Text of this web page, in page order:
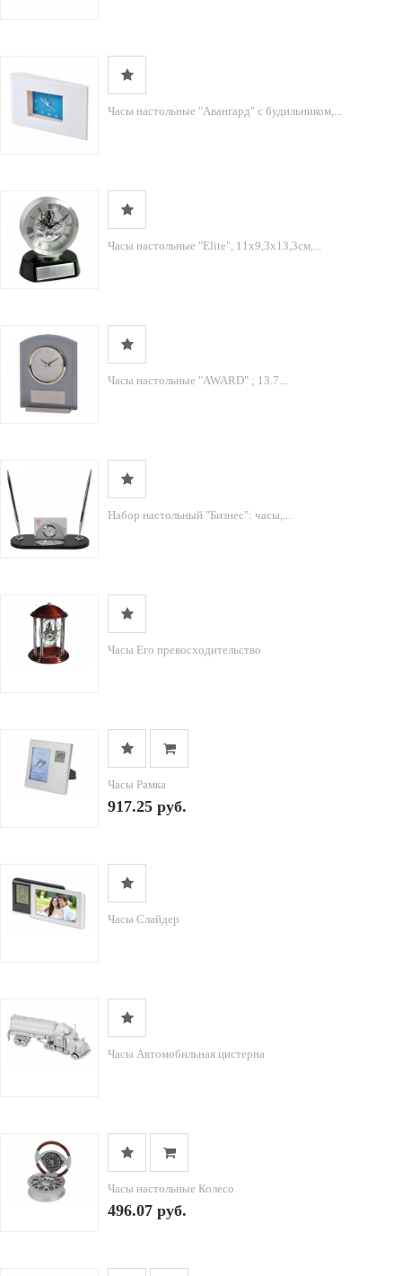
Часы настольные "Авангард" с будильником,...
Часы настольные "Elite", 11х9,3х13,3см,...
Часы настольные "AWARD" ; 13.7...
Набор настольный "Бизнес": часы,...
Часы Его превосходительство
Часы Рамка
917.25 руб.
Часы Слайдер
Часы Автомобильная цистерна
Часы настольные Колесо
496.07 руб.